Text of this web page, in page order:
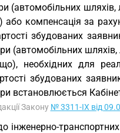
(автомобільних шляхів,
компенсація за
збудованих
(автомобільних шляхів,
необхідних для
збудованих
встановлюється
Закону № 3311-IX від
транспортних